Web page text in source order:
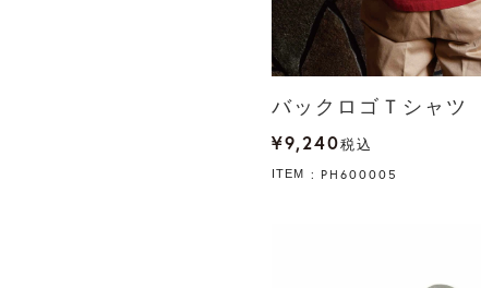
バックロゴＴシャツ
¥9,240税込
ITEM PH600005